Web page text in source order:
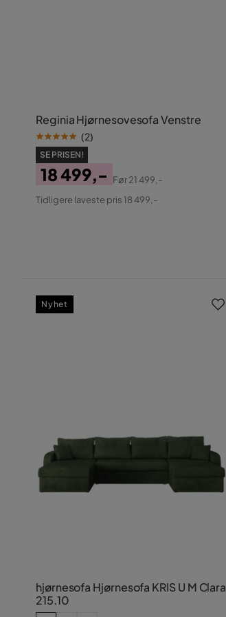
Reginia Hjørnesovesofa Venstre
(2)
SE PRISEN!
Pris
18 499,-
Original
Før21 499,-
Tidligere laveste pris 18 499,-
hjørnesofa Hjørnesofa KRIS U M Clara
215.10
Nyhet